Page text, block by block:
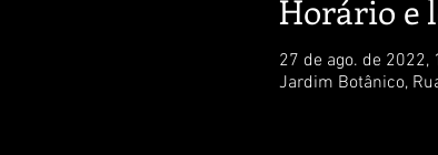
Horário e
27 de ago. de 2022,
Jardim Botânico,